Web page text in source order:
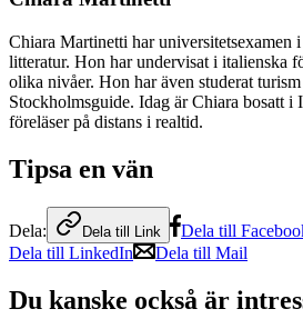
Chiara Martinetti har universitetsexamen
litteratur. Hon har undervisat i italienska
olika nivåer. Hon har även studerat
Stockholmsguide. Idag är Chiara bosatt i
föreläser på distans i realtid.
Tipsa en vän
Dela: Dela till Link Dela till
Dela till LinkedIn
Dela till Mail
Du kanske också är